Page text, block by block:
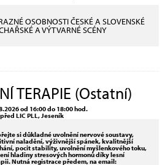
OSOBNOSTI ČESKÉ A SLOVENSKÉ
A VÝTVARNÉ SCÉNY
TERAPIE (Ostatní)
od 16:00 do 18:00 hod.
LIC PLL, Jeseník
si důkladné uvolnění nervové soustavy,
naladění, výživnější spánek, kvalitnější
pocit stability, uvolnění myšlenkového toku,
hladiny stresových hormonů díky lesní
Nutná registrace předem, na email: